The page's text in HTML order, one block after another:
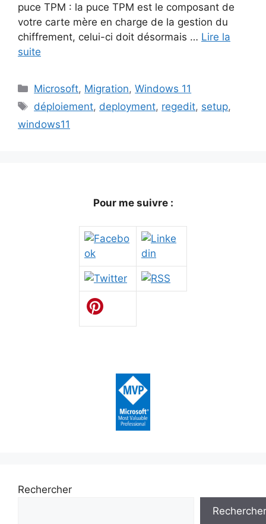
puce TPM : la puce TPM est le composant de
votre carte mère en charge de la gestion du
chiffrement, celui-ci doit désormais … Lire la
suite
Catégories
Microsoft, Migration,Windows 11
Étiquettes
déploiement, deployment, regedit, setup,
windows11
Pour me suivre :
Rechercher
Rechercher